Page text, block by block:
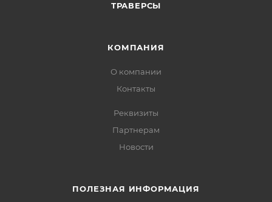
ТРАВЕРСЫ
КОМПАНИЯ
О компании
Контакты
Реквизиты
Партнерам
Новости
ПОЛЕЗНАЯ ИНФОРМАЦИЯ